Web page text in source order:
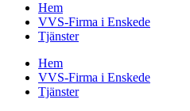
Hem
VVS-Firma i Enskede
Tjänster
Hem
VVS-Firma i Enskede
Tjänster